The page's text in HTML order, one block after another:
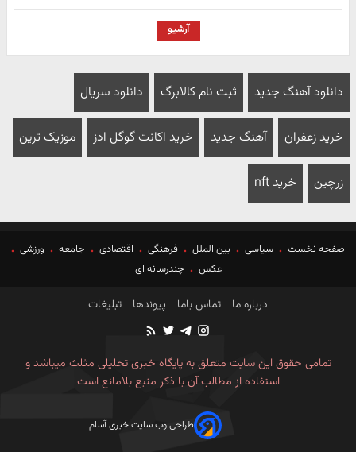
آرشیو
دانلود آهنگ جدید ثبت نام کالابرگ دانلود سریال
خرید زعفران آهنگ جدید خرید اکانت گوگل ادز موزیک ترین
زرچین خرید nft
صفحه نخست سیاسی بین الملل فرهنگی اقتصادی جامعه
ورزشی
عکس
چندرسانه ای
درباره ما تماس باما پیوندها تبلیغات
تمامی حقوق این سایت متعلق به پایگاه خبری تحلیلی مثلث میباشد و
استفاده از مطالب آن با ذکر منبع بلامانع است
طراحی وب سایت خبری آسام